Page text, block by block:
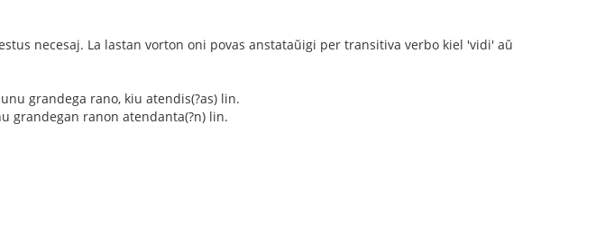
necesaj. La lastan vorton oni povas anstataŭigi per transitiva verbo kiel 'vidi' aŭ
grandega rano, kiu atendis(?as) lin.
grandegan ranon atendanta(?n) lin.